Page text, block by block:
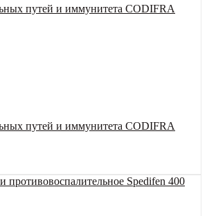
путей и иммунитета CODIFRA
путей и иммунитета CODIFRA